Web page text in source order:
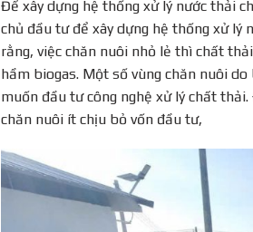
Để xây dựng hệ thống xử lý nước thải
chủ đầu tư để xây dựng hệ thống xử lý
rằng, việc chăn nuôi nhỏ lẻ thì chất
hầm biogas. Một số vùng chăn nuôi
muốn đầu tư công nghệ xử lý chất
chăn nuôi ít chịu bỏ vốn đầu tư,